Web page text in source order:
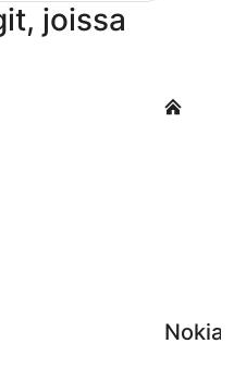
joissa
Nokia
Nokia